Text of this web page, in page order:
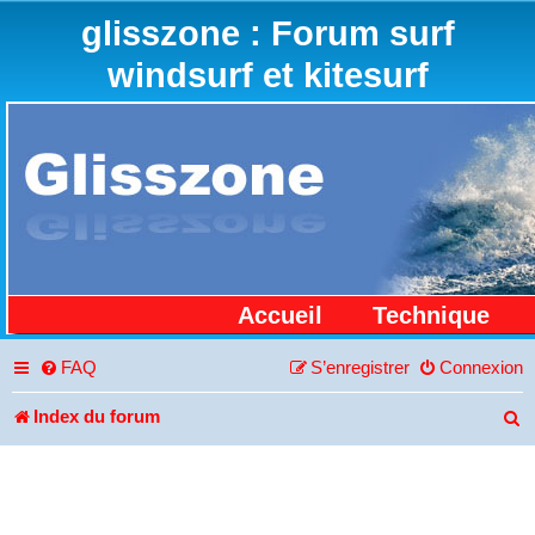
glisszone : Forum surf
windsurf et kitesurf
Accueil Technique
FAQ Connexion
S’enregistrer
Index du forum